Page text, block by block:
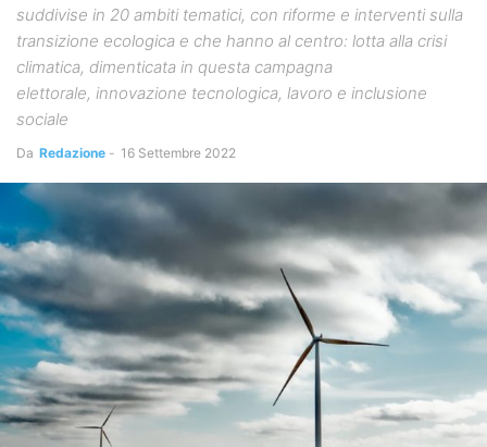
suddivise in 20 ambiti tematici, con riforme e interventi sulla
transizione ecologica e che hanno al centro: lotta alla crisi
climatica, dimenticata in questa campagna
elettorale, innovazione tecnologica, lavoro e inclusione
sociale
Da Redazione - 16 Settembre 2022